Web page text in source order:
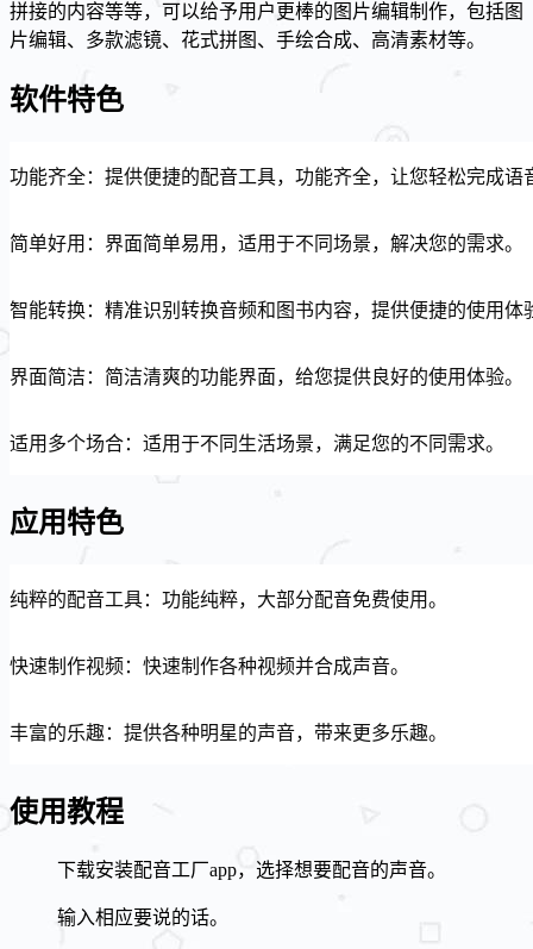
拼接的内容等等，可以给予用户更棒的图片编辑制作，包括图
片编辑、多款滤镜、花式拼图、手绘合成、高清素材等。
软件特色
功能齐全：提供便捷的配音工具，功能齐全，让您轻松完成语
简单好用：界面简单易用，适用于不同场景，解决您的需求。
智能转换：精准识别转换音频和图书内容，提供便捷的使用体
界面简洁：简洁清爽的功能界面，给您提供良好的使用体验。
适用多个场合：适用于不同生活场景，满足您的不同需求。
应用特色
纯粹的配音工具：功能纯粹，大部分配音免费使用。
快速制作视频：快速制作各种视频并合成声音。
丰富的乐趣：提供各种明星的声音，带来更多乐趣。
使用教程
下载安装配音工厂app，选择想要配音的声音。
输入相应要说的话。